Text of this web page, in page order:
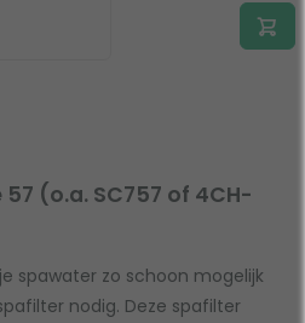
(o.a. SC757 of 4CH-
spawater zo schoon mogelijk
nodig. Deze spafilter